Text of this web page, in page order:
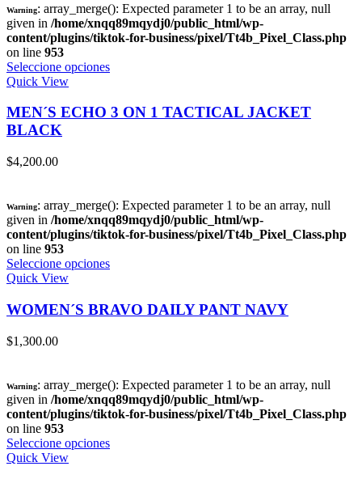
Warning: array_merge(): Expected parameter 1 to be an array, null
given in /home/xnqq89mqydj0/public_html/wp-
content/plugins/tiktok-for-business/pixel/Tt4b_Pixel_Class.php
on line 953
Seleccione opciones
Quick View
MEN´S ECHO 3 ON 1 TACTICAL JACKET
BLACK
$4,200.00
Warning: array_merge(): Expected parameter 1 to be an array, null
given in /home/xnqq89mqydj0/public_html/wp-
content/plugins/tiktok-for-business/pixel/Tt4b_Pixel_Class.php
on line 953
Seleccione opciones
Quick View
WOMEN´S BRAVO DAILY PANT NAVY
$1,300.00
Warning: array_merge(): Expected parameter 1 to be an array, null
given in /home/xnqq89mqydj0/public_html/wp-
content/plugins/tiktok-for-business/pixel/Tt4b_Pixel_Class.php
on line 953
Seleccione opciones
Quick View